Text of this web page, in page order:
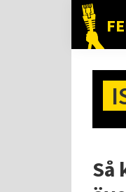
huvudnavigeringNätet
folket!
Så